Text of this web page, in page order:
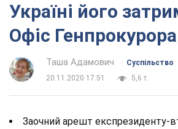
Україні його
Офіс Генпрокурора
Таша Адамович
Суспільство
20.11.2020 17:51
5,6 т.
Заочний арешт експрезиденту-